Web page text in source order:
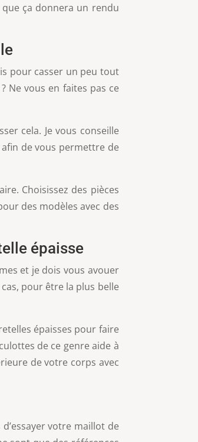
que ça donnera un rendu
pour casser un peu tout
Ne vous en faites pas ce
cela. Je vous conseille
de vous permettre de
Choisissez des pièces
des modèles avec des
épaisse
et je dois vous avouer
pour être la plus belle
épaisses pour faire
de ce genre aide à
de votre corps avec
votre maillot de